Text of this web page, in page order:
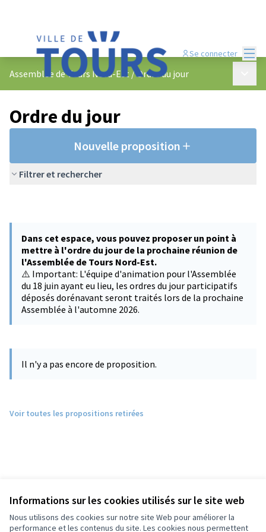
Informations sur les cookies utilisés sur le site web
Nous utilisons des cookies sur notre site Web pour améliorer la
performance et les contenus du site. Les cookies nous permettent
Se connecter
Assemblée de Tours Nord-Est /Ordre du jour
Ordre du jour
Nouvelle proposition
Filtrer et rechercher
Dans cet espace, vous pouvez proposer un point à
mettre à l'ordre du jour de la prochaine réunion de
l'Assemblée de Tours Nord-Est.
⚠️ Important: L'équipe d'animation pour l'Assemblée
du 18 juin ayant eu lieu, les ordres du jour participatifs
déposés dorénavant seront traités lors de la prochaine
Assemblée à l'automne 2026.
Il n'y a pas encore de proposition.
Voir toutes les propositions retirées